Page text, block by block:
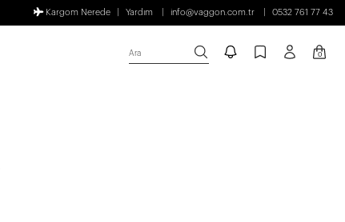
Kargom Nerede Yardım info@vaggon.com.tr 0532 761 77 43
Ara 0